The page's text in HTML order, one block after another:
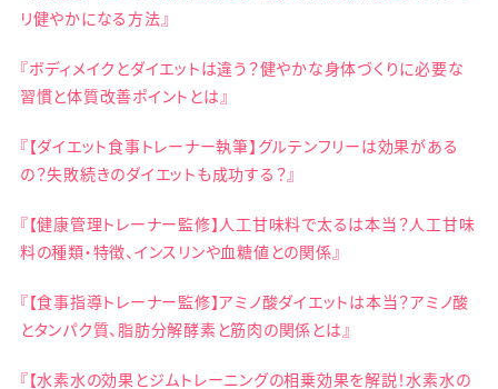
リ健やかになる方法』
『ボディメイクとダイエットは違う？健やかな身体づくりに必要な
習慣と体質改善ポイントとは』
『【ダイエット食事トレーナー執筆】グルテンフリーは効果がある
の？失敗続きのダイエットも成功する？』
『【健康管理トレーナー監修】人工甘味料で太るは本当？人工甘味
料の種類・特徴、インスリンや血糖値との関係』
『【食事指導トレーナー監修】アミノ酸ダイエットは本当？アミノ酸
とタンパク質、脂肪分解酵素と筋肉の関係とは』
『【水素水の効果とジムトレーニングの相乗効果を解説！水素水の